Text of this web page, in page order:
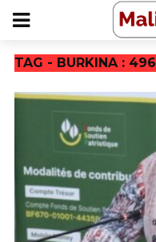
TAG - BURKINA : 496